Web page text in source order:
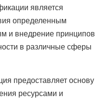
является
определенным
и внедрение принципов
в различные сферы
предоставляет основу
ресурсами и